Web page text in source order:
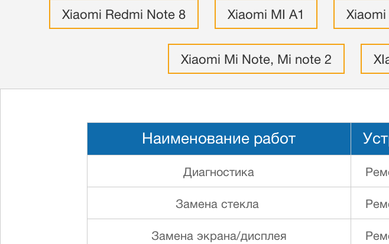
Xiaomi Redmi Note 8 Xiaomi MI A1 Xiaomi
Xiaomi Mi Note, Mi note 2
Наименование работ
Диагностика
Замена стекла
Замена экрана/дисплея